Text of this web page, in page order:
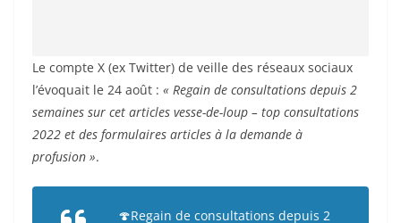
Le compte X (ex Twitter) de veille des réseaux sociaux
l’évoquait le 24 août : « Regain de consultations depuis 2
semaines sur cet articles vesse-de-loup – top consultations
2022 et des formulaires articles à la demande à
profusion ».
🍄Regain de consultations depuis 2